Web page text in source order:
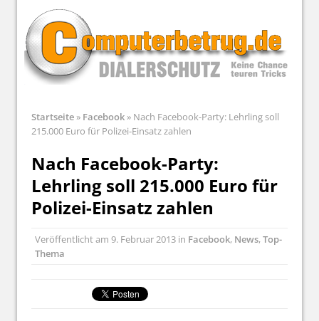
Startseite» Facebook» Nach Facebook-Party: Lehrling soll
215.000 Euro für Polizei-Einsatz zahlen
Nach Facebook-Party:
Lehrling soll 215.000 Euro für
Polizei-Einsatz zahlen
Veröffentlicht am 9. Februar 2013 in Facebook, News,Top-
Thema